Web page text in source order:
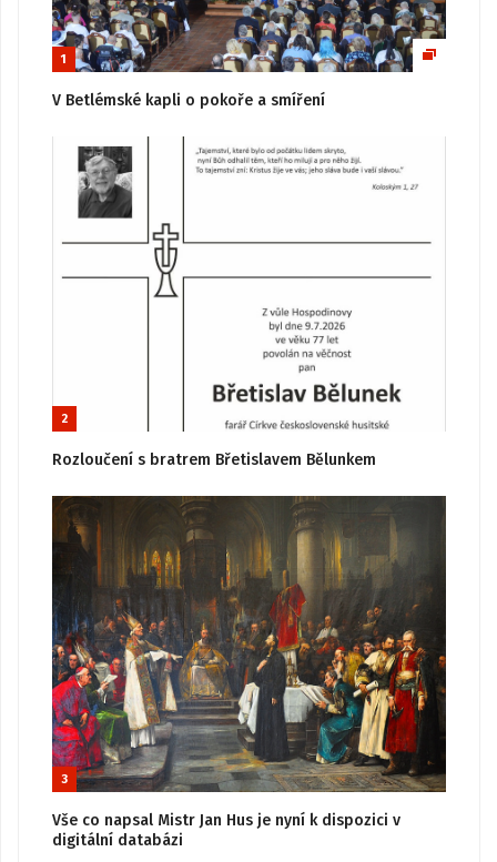
1
V Betlémské kapli o pokoře a smíření
2
Rozloučení s bratrem Břetislavem Bělunkem
3
Vše co napsal Mistr Jan Hus je nyní k dispozici v
digitální databázi